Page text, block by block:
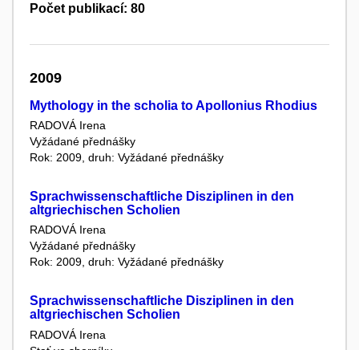
Počet publikací: 80
2009
Mythology in the scholia to Apollonius Rhodius
RADOVÁ Irena
Vyžádané přednášky
Rok: 2009, druh: Vyžádané přednášky
Sprachwissenschaftliche Disziplinen in den
altgriechischen Scholien
RADOVÁ Irena
Vyžádané přednášky
Rok: 2009, druh: Vyžádané přednášky
Sprachwissenschaftliche Disziplinen in den
altgriechischen Scholien
RADOVÁ Irena